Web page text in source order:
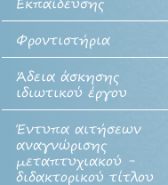
Φροντιστήρια
Άδεια άσκησης
ιδιωτικού έργου
Έντυπα αιτήσεων
αναγνώρισης
μεταπτυχιακού -
διδακτορικού τίτλου